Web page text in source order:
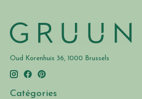
Oud Korenhuis 36, 1000 Brussels
Catégories